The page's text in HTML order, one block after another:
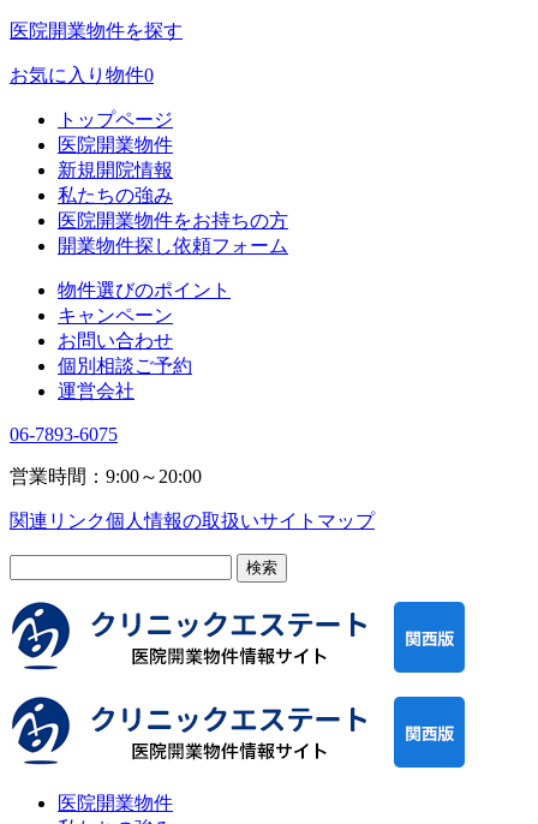
医院開業物件を探す
お気に入り物件0
トップページ
医院開業物件
新規開院情報
私たちの強み
医院開業物件をお持ちの方
開業物件探し依頼フォーム
物件選びのポイント
キャンペーン
お問い合わせ
個別相談ご予約
運営会社
06-7893-6075
営業時間：9:00～20:00
関連リンク個人情報の取扱いサイトマップ
医院開業物件